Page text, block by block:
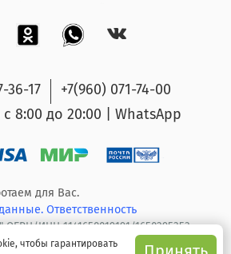
36-17
+7(960) 071-74-00
8:00 до 20:00 | WhatsApp
для Вас.
Ответственность
ИНН 1141650019191/1650295353
чтобы гарантировать